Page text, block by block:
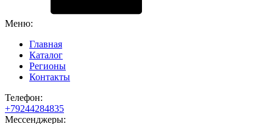
Меню:
Главная
Каталог
Регионы
Контакты
Телефон:
+79244284835
Мессенджеры: